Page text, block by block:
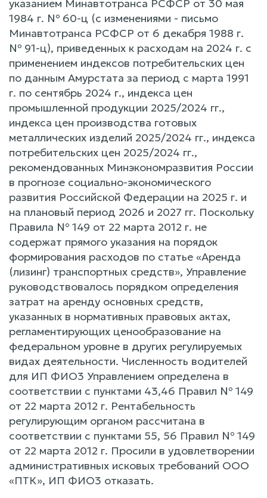
указанием Минавтотранса РСФСР от 30 мая
1984 г. № 60-ц (с изменениями - письмо
Минавтотранса РСФСР от 6 декабря 1988 г.
№ 91-ц), приведенных к расходам на 2024 г. с
применением индексов потребительских цен
по данным Амурстата за период с марта 1991
г. по сентябрь 2024 г., индекса цен
промышленной продукции 2025/2024 гг.,
индекса цен производства готовых
металлических изделий 2025/2024 гг., индекса
потребительских цен 2025/2024 гг.,
рекомендованных Минэкономразвития России
в прогнозе социально-экономического
развития Российской Федерации на 2025 г. и
на плановый период 2026 и 2027 гг. Поскольку
Правила № 149 от 22 марта 2012 г. не
содержат прямого указания на порядок
формирования расходов по статье «Аренда
(лизинг) транспортных средств», Управление
руководствовалось порядком определения
затрат на аренду основных средств,
указанных в нормативных правовых актах,
регламентирующих ценообразование на
федеральном уровне в других регулируемых
видах деятельности. Численность водителей
для ИП ФИО3 Управлением определена в
соответствии с пунктами 43,46 Правил № 149
от 22 марта 2012 г. Рентабельность
регулирующим органом рассчитана в
соответствии с пунктами 55, 56 Правил № 149
от 22 марта 2012 г. Просили в удовлетворении
административных исковых требований ООО
«ПТК», ИП ФИО3 отказать.